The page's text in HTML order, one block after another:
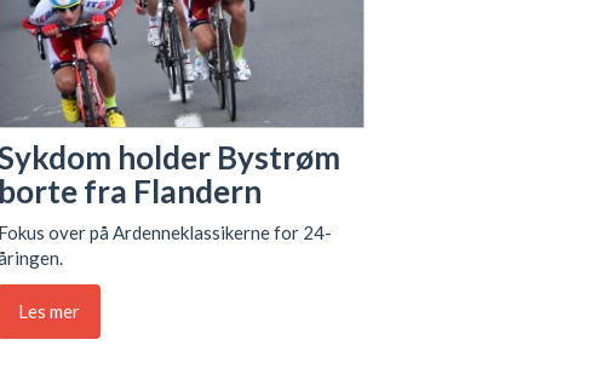
holder Bystrøm
borte fra Flandern
Fokus over på Ardenneklassikerne for 24-
Les mer